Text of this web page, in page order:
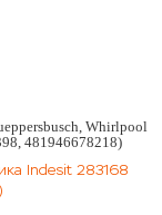
Whirlpool
481946678218)